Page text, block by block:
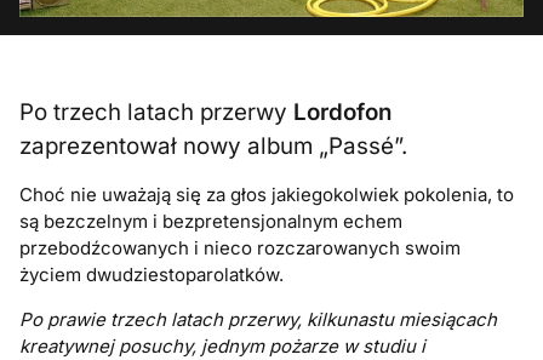
Po trzech latach przerwy Lordofon
zaprezentował nowy album „Passé”.
Choć nie uważają się za głos jakiegokolwiek pokolenia, to
są bezczelnym i bezpretensjonalnym echem
przebodźcowanych i nieco rozczarowanych swoim
życiem dwudziestoparolatków.
Po prawie trzech latach przerwy, kilkunastu miesiącach
kreatywnej posuchy, jednym pożarze w studiu i